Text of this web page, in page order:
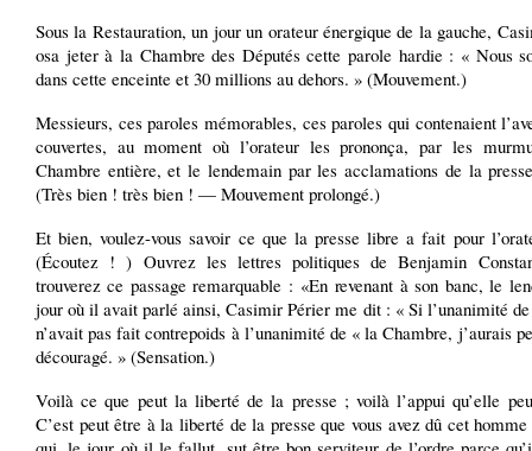
Sous la Restauration, un jour un orateur énergique de la gauche,
osa jeter à la Chambre des Députés cette parole hardie : « Nous
dans cette enceinte et 30 millions au dehors. » (Mouvement.)
Messieurs, ces paroles mémorables, ces paroles qui contenaient
couvertes, au moment où l’orateur les prononça, par les
Chambre entière, et le lendemain par les acclamations de la
(Très bien ! très bien ! — Mouvement prolongé.)
Et bien, voulez-vous savoir ce que la presse libre a fait pour
(Écoutez ! ) Ouvrez les lettres politiques de Benjamin
trouverez ce passage remarquable : «En revenant à son banc, le
jour où il avait parlé ainsi, Casimir Périer me dit : « Si l’unanimité de
n’avait pas fait contrepoids à l’unanimité de « la Chambre, j’aurais
découragé. » (Sensation.)
Voilà ce que peut la liberté de la presse ; voilà l’appui qu’elle
C’est peut être à la liberté de la presse que vous avez dû cet